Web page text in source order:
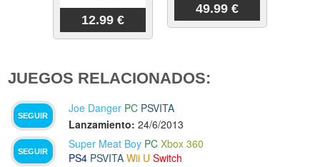
12.99 €
49.99 €
JUEGOS RELACIONADOS:
SEGUIR
Joe Danger PC PSVITA
Lanzamiento: 24/6/2013
SEGUIR
Super Meat Boy PC Xbox 360
PS4 PSVITA Wii U Switch